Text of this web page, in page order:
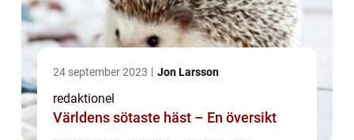
24 september 2023 Jon Larsson
redaktionel
Världens sötaste häst – En översikt